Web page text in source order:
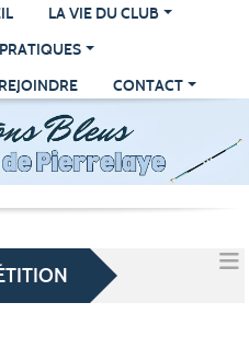
LA VIE DU CLUB
CONTACT